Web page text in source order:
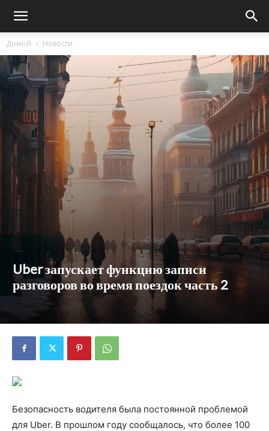
Домой Новости
Uber запускает функцию записи
разговоров во время поездок часть 2
Безопасность водителя была постоянной проблемой
для Uber. В прошлом году сообщалось, что более 100